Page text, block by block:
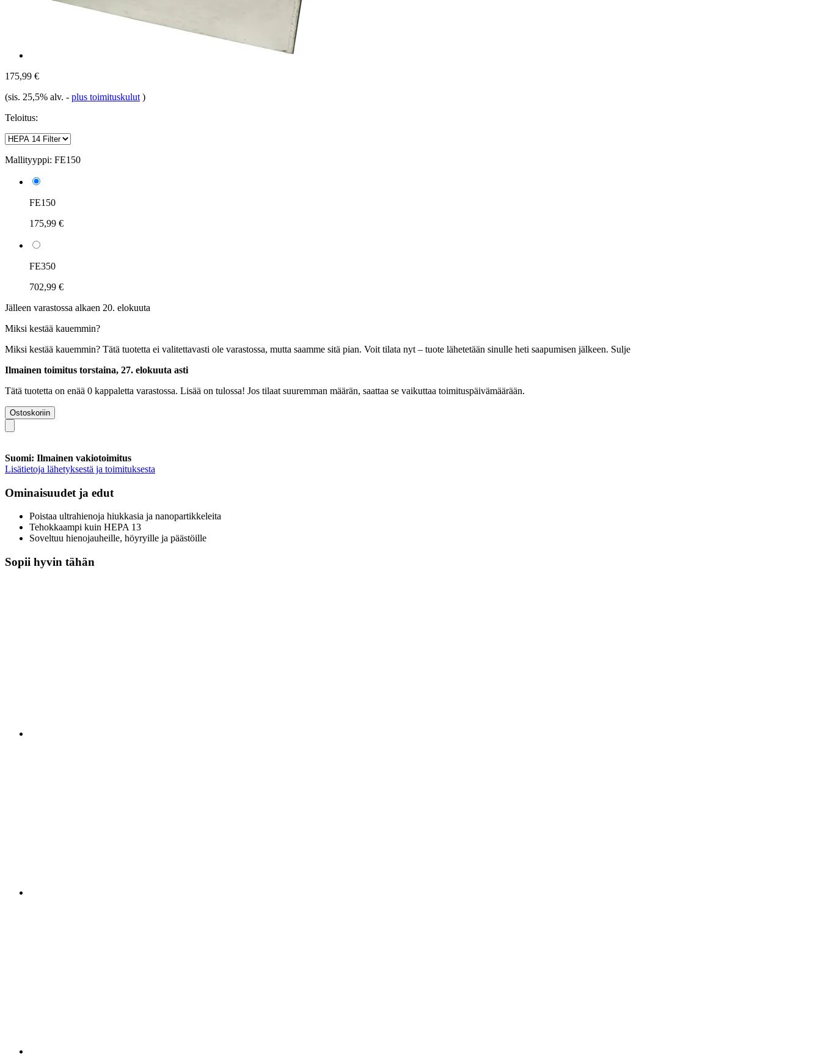
175,99 €
(sis. 25,5% alv. - plus toimituskulut )
Teloitus:
Mallityyppi: FE150
FE150
175,99 €
FE350
702,99 €
Jälleen varastossa alkaen 20. elokuuta
Miksi kestää kauemmin?
Miksi kestää kauemmin? Tätä tuotetta ei valitettavasti ole varastossa, mutta saamme sitä pian. Voit tilata nyt – tuote lähetetään sinulle heti saapumisen jälkeen. Sulje
Ilmainen toimitus torstaina, 27. elokuuta asti
Tätä tuotetta on enää 0 kappaletta varastossa. Lisää on tulossa! Jos tilaat suuremman määrän, saattaa se vaikuttaa toimituspäivämäärään.
Ostoskoriin
Suomi: Ilmainen vakiotoimitus
Lisätietoja lähetyksestä ja toimituksesta
Ominaisuudet ja edut
Poistaa ultrahienoja hiukkasia ja nanopartikkeleita
Tehokkaampi kuin HEPA 13
Soveltuu hienojauheille, höyryille ja päästöille
Sopii hyvin tähän